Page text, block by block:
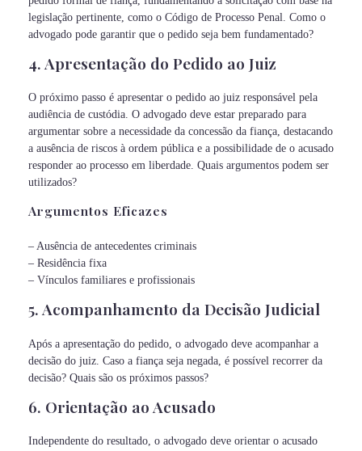
legislação pertinente, como o Código de Processo Penal. Como o
advogado pode garantir que o pedido seja bem fundamentado?
4. Apresentação do Pedido ao Juiz
O próximo passo é apresentar o pedido ao juiz responsável pela
audiência de custódia. O advogado deve estar preparado para
argumentar sobre a necessidade da concessão da fiança, destacando
a ausência de riscos à ordem pública e a possibilidade de o acusado
responder ao processo em liberdade. Quais argumentos podem ser
utilizados?
Argumentos Eficazes
– Ausência de antecedentes criminais
– Residência fixa
– Vínculos familiares e profissionais
5. Acompanhamento da Decisão Judicial
Após a apresentação do pedido, o advogado deve acompanhar a
decisão do juiz. Caso a fiança seja negada, é possível recorrer da
decisão? Quais são os próximos passos?
6. Orientação ao Acusado
Independente do resultado, o advogado deve orientar o acusado